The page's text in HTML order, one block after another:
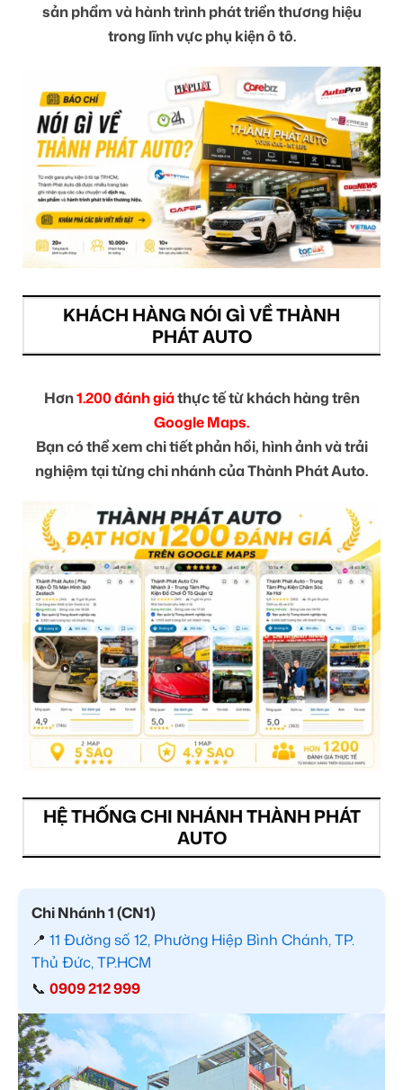
sản phẩm và hành trình phát triển thương hiệu
trong lĩnh vực phụ kiện ô tô.
KHÁCH HÀNG NÓI GÌ VỀ THÀNH
PHÁT AUTO
Hơn1.200 đánh giáthực tế từ khách hàng trên
Google Maps.
Bạn có thể xem chi tiết phản hồi, hình ảnh và trải
nghiệm tại từng chi nhánh của Thành Phát Auto.
HỆ THỐNG CHI NHÁNH THÀNH PHÁT
AUTO
Chi Nhánh 1 (CN1)
📍 11 Đường số 12, Phường Hiệp Bình Chánh, TP.
Thủ Đức, TP.HCM
📞 0909 212 999